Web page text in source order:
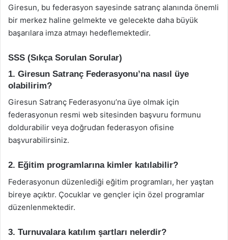
Giresun, bu federasyon sayesinde satranç alanında önemli
bir merkez haline gelmekte ve gelecekte daha büyük
başarılara imza atmayı hedeflemektedir.
SSS (Sıkça Sorulan Sorular)
1. Giresun Satranç Federasyonu’na nasıl üye
olabilirim?
Giresun Satranç Federasyonu’na üye olmak için
federasyonun resmi web sitesinden başvuru formunu
doldurabilir veya doğrudan federasyon ofisine
başvurabilirsiniz.
2. Eğitim programlarına kimler katılabilir?
Federasyonun düzenlediği eğitim programları, her yaştan
bireye açıktır. Çocuklar ve gençler için özel programlar
düzenlenmektedir.
3. Turnuvalara katılım şartları nelerdir?